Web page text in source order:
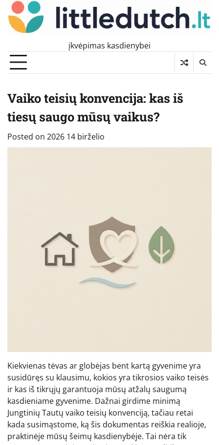
Skip
content
įkvėpimas kasdienybei
Vaiko teisių konvencija: kas iš
tiesų saugo mūsų vaikus?
Posted on 2026 14 birželio
Kiekvienas tėvas ar globėjas bent kartą gyvenime yra
susidūręs su klausimu, kokios yra tikrosios vaiko teisės
ir kas iš tikrųjų garantuoja mūsų atžalų saugumą
kasdieniame gyvenime. Dažnai girdime minimą
Jungtinių Tautų vaiko teisių konvenciją, tačiau retai
kada susimąstome, ką šis dokumentas reiškia realioje,
praktinėje mūsų šeimų kasdienybėje. Tai nėra tik